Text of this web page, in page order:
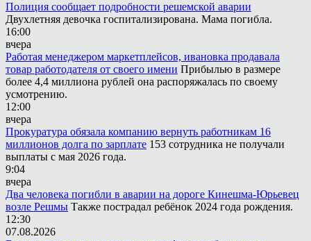
Полиция сообщает подробности решемской аварии
Двухлетняя девочка госпитализирована. Мама погибла.
16:00
вчера
Работая менеджером маркетплейсов, ивановка продавала
товар работодателя от своего имени Прибылью в размере
более 4,4 миллиона рублей она распоряжалась по своему
усмотрению.
12:00
вчера
Прокуратура обязала компанию вернуть работникам 16
миллионов долга по зарплате 153 сотрудника не получали
выплаты с мая 2026 года.
9:04
вчера
Два человека погибли в аварии на дороге Кинешма-Юрьевец
возле Решмы Также пострадал ребёнок 2024 года рождения.
12:30
07.08.2026